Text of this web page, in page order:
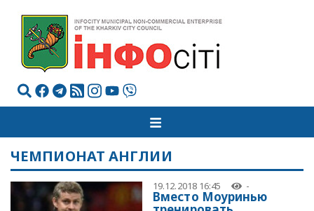
ЧЕМПИОНАТ АНГЛИИ
19.12.2018 16:45 -
Вместо Моуринью